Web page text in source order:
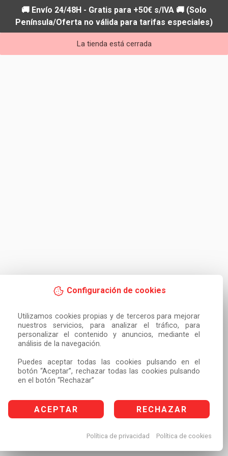
Configuración de cookies
Utilizamos cookies propias y de terceros para mejorar
nuestros servicios, para analizar el tráfico, para
personalizar el contenido y anuncios, mediante el
análisis de la navegación.
Puedes aceptar todas las cookies pulsando en el
botón “Aceptar”, rechazar todas las cookies pulsando
en el botón “Rechazar”
ACEPTAR RECHAZAR
Política de privacidad Política de cookies
🚚 Envío 24/48H - Gratis para +50€ s/IVA 🚚 (Solo
Península/Oferta no válida para tarifas especiales)
La tienda está cerrada